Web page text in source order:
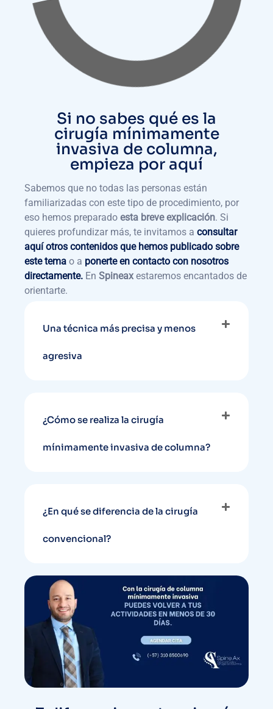
Si no sabes qué es la
cirugía mínimamente
invasiva de columna,
empieza por aquí
Sabemos que no todas las personas están
familiarizadas con este tipo de procedimiento, por
eso hemos preparado esta breve explicación. Si
quieres profundizar más, te invitamos a consultar
aquí otros contenidos que hemos publicado sobre
este tema o a ponerte en contacto con nosotros
directamente. En Spineaxestaremos encantados de
orientarte.
Una técnica más precisa y menos
agresiva
¿Cómo se realiza la cirugía
mínimamente invasiva de columna?
¿En qué se diferencia de la cirugía
convencional?